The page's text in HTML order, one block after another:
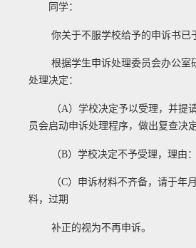
同学： 编
你关于不服学校给予的申诉书已
根据学生申诉处理委员会办公室
处理决定：
（A）学校决定予以受理，并提
员会启动申诉处理程序，做出复查决定
（B）学校决定不予受理，理由：
（C）申诉材料不齐备，请于年月
料，过期
补正的视为不再申诉。